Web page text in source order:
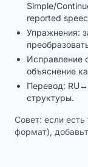
Simple/
reported
Упражнения:
Исправление
объяснение
Перевод:
структуры.
Совет: если
формат),